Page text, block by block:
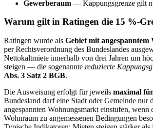
Gewerberaum — Kappungsgrenze gilt
Warum gilt in Ratingen die 15 %-
Ratingen wurde als Gebiet mit
per Rechtsverordnung des Bundeslandes
Nettokaltmiete innerhalb von drei Jahren um
steigen — die sogenannte reduzierte
Abs. 3 Satz 2 BGB.
Die Ausweisung erfolgt für jeweils maximal
Bundesland darf eine Stadt oder Gemeinde nur
angespannten Wohnungsmarkt einstufen, wenn
Wohnraum zu angemessenen Bedingungen